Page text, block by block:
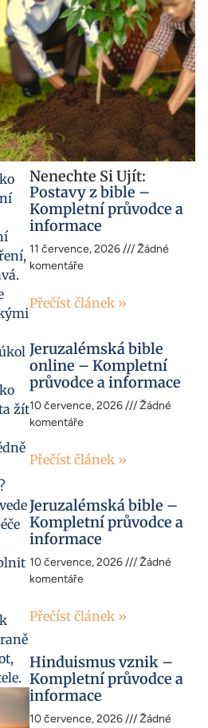
žít
Nenechte Si Ujít:
Postavy z bible –
Kompletní průvodce a
informace
11 července, 2026
Žádné
komentáře
Přečíst článek »
Jeruzalémská bible
online – Kompletní
průvodce a informace
10 července, 2026
Žádné
komentáře
Přečíst článek »
Jeruzalémská bible –
Kompletní průvodce a
informace
10 července, 2026
Žádné
komentáře
Přečíst článek »
Hinduismus vznik –
Kompletní průvodce a
informace
10 července, 2026
Žádné